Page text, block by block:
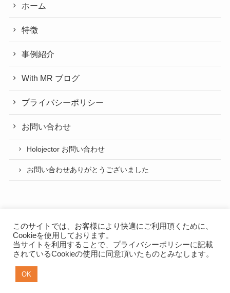
ホーム
特徴
事例紹介
With MR ブログ
プライバシーポリシー
お問い合わせ
Holojector お問い合わせ
お問い合わせありがとうございました
プライバシーポリシー
このサイトでは、お客様により快適にご利用頂くために、
Cookieを使用しております。
当サイトを利用することで、 プライバシーポリシーに記載
されているCookieの使用に同意頂いたものとみなします。
OK